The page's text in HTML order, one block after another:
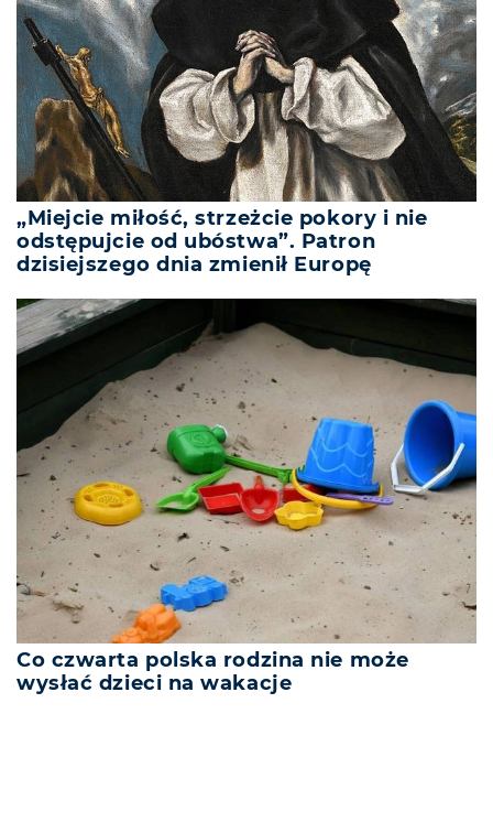
„Miejcie miłość, strzeżcie pokory i nie
odstępujcie od ubóstwa”. Patron
dzisiejszego dnia zmienił Europę
Co czwarta polska rodzina nie może
wysłać dzieci na wakacje